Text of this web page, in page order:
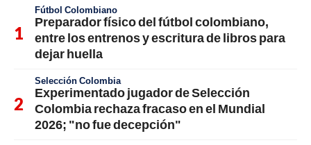
Fútbol Colombiano
Preparador físico del fútbol colombiano,
entre los entrenos y escritura de libros para
dejar huella
Selección Colombia
Experimentado jugador de Selección
Colombia rechaza fracaso en el Mundial
2026; "no fue decepción"